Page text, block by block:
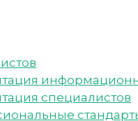
специалистов